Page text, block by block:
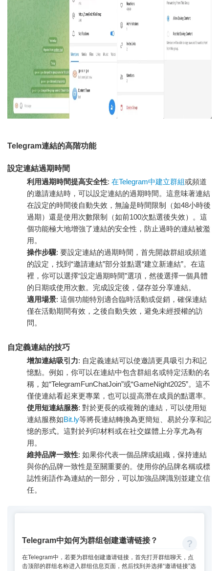
Telegram連結的高階功能
設定連結過期時間
利用過期時間提高安全性: 在Telegram中建立群組或頻道
的邀請連結時，可以設定連結的過期時間。這意味著連結
在設定的時間後自動失效，無論是時間限制（如48小時後
過期）還是使用次數限制（如前100次點選後失效）。這
個功能極大地增強了連結的安全性，防止過時的連結被濫
用。
操作步驟: 要設定連結的過期時間，首先開啟群組或頻道
的設定，找到“邀請連結”部分並點選“建立新連結”。在這
裡，你可以選擇“設定過期時間”選項，然後選擇一個具體
的日期或使用次數。完成設定後，儲存並分享連結。
適用場景: 這個功能特別適合臨時活動或促銷，確保連結
僅在活動期間有效，之後自動失效，避免未經授權的訪
問。
自定義連結的技巧
增加連結吸引力: 自定義連結可以使邀請更具吸引力和記
憶點。例如，你可以在連結中包含群組名或特定活動的名
稱，如“TelegramFunChatJoin”或“GameNight2025”。這不
僅使連結看起來更專業，也可以提高潛在成員的點選率。
使用短連結服務: 對於更長的或複雜的連結，可以使用短
連結服務如Bit.ly等將長連結轉換為更簡短、易於分享和記
憶的形式。這對於列印材料或在社交媒體上分享尤為有
用。
維持品牌一致性: 如果你代表一個品牌或組織，保持連結
與你的品牌一致性是至關重要的。使用你的品牌名稱或標
誌性術語作為連結的一部分，可以加強品牌識別並建立信
任。
Telegram中如何为群组创建邀请链接？
在Telegram中，若要为群组创建邀请链接，首先打开群组聊天，点
击顶部的群组名称进入群组信息页面，然后找到并选择“邀请链接”选